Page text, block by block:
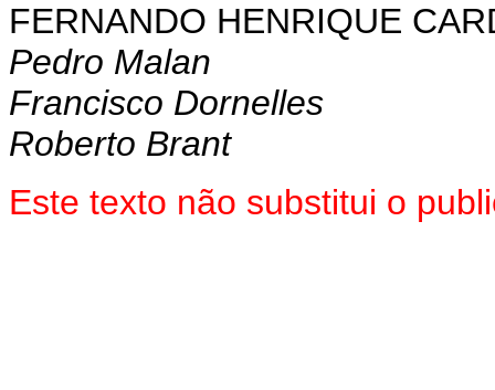
FERNANDO HENRIQUE
Pedro Malan
Francisco Dornelles
Roberto Brant
Este texto não substitui o